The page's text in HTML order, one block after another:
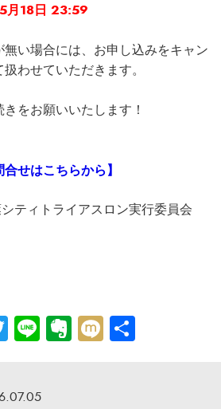
月18日 23:59
い場合には、お申し込みをキャン
わせていただきます。
をお願いいたします！
合せはこちらから】
ティトライアスロン実行委員会
Twitter
LineEvernote
Mixi